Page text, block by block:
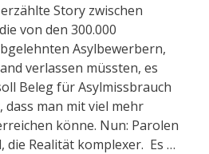
Story zwischen
von den 300.000
Asylbewerbern,
verlassen müssten, es
Beleg für Asylmissbrauch
man mit viel mehr
könne. Nun: Parolen
die Realität komplexer. Es …